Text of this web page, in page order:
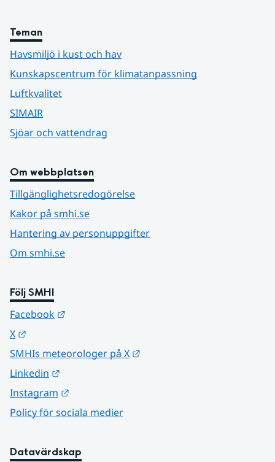
Teman
Havsmiljö i kust och hav
Kunskapscentrum för klimatanpassning
Luftkvalitet
SIMAIR
Sjöar och vattendrag
Om webbplatsen
Tillgänglighetsredogörelse
Kakor på smhi.se
Hantering av personuppgifter
Om smhi.se
Följ SMHI
Facebook
X
SMHIs meteorologer på X
Linkedin
Instagram
Policy för sociala medier
Datavärdskap